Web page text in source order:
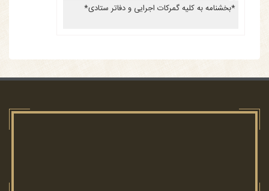
*بخشنامه به کلیه گمرکات اجرایی و دفاتر ستادی*